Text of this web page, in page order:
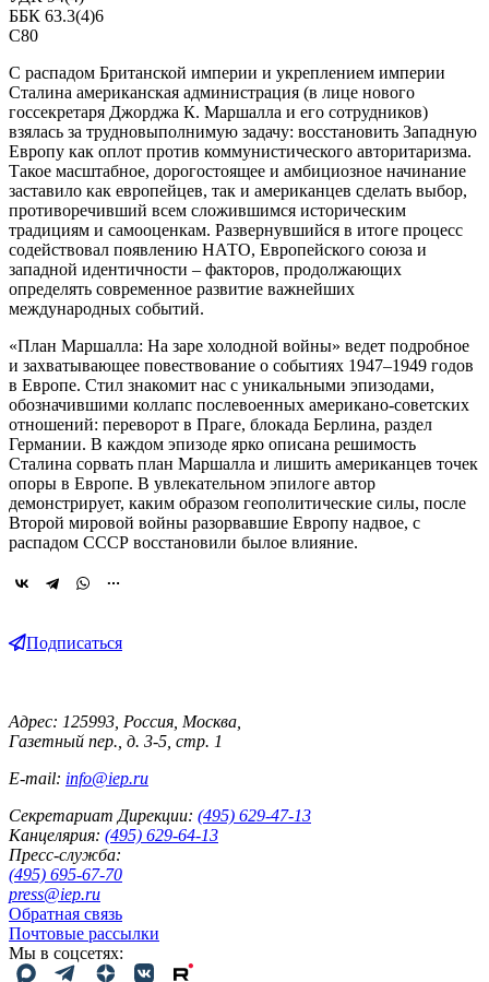
ББК 63.3(4)6
С80
С распадом Британской империи и укреплением империи
Сталина американская администрация (в лице нового
госсекретаря Джорджа К. Маршалла и его сотрудников)
взялась за трудновыполнимую задачу: восстановить Западную
Европу как оплот против коммунистического авторитаризма.
Такое масштабное, дорогостоящее и амбициозное начинание
заставило как европейцев, так и американцев сделать выбор,
противоречивший всем сложившимся историческим
традициям и самооценкам. Развернувшийся в итоге процесс
содействовал появлению НАТО, Европейского союза и
западной идентичности – факторов, продолжающих
определять современное развитие важнейших
международных событий.
«План Маршалла: На заре холодной войны» ведет подробное
и захватывающее повествование о событиях 1947–1949 годов
в Европе. Стил знакомит нас с уникальными эпизодами,
обозначившими коллапс послевоенных американо-советских
отношений: переворот в Праге, блокада Берлина, раздел
Германии. В каждом эпизоде ярко описана решимость
Сталина сорвать план Маршалла и лишить американцев точек
опоры в Европе. В увлекательном эпилоге автор
демонстрирует, каким образом геополитические силы, после
Второй мировой войны разорвавшие Европу надвое, с
распадом СССР восстановили былое влияние.
Подписаться
Адрес: 125993, Россия, Москва,
Газетный пер., д. 3-5, стр. 1
E-mail: info@iep.ru
Секретариат Дирекции: (495) 629-47-13
Канцелярия: (495) 629-64-13
Пресс-служба:
(495) 695-67-70
press@iep.ru
Обратная связь
Почтовые рассылки
Мы в соцсетях: